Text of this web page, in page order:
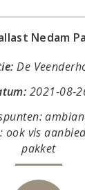
Nedam
De
2021-08-
ook vis
pakket